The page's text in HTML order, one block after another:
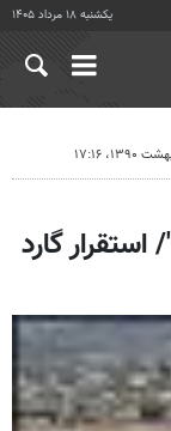
یکشنبه ۱۸ مرداد ۱۴۰۵
گارد